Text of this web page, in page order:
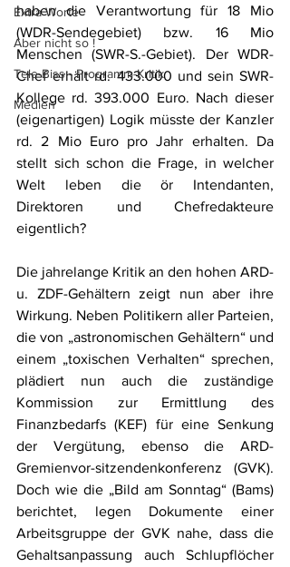
Extra Worte
Aber nicht so !
Tele-Biss - Programm-Kritik
Medien
haben die Verantwortung für 18 Mio
(WDR-Sendegebiet) bzw. 16 Mio
Menschen (SWR-S.-Gebiet). Der WDR-
Chef erhält rd. 433.000 und sein SWR-
Kollege rd. 393.000 Euro. Nach dieser
(eigenartigen) Logik müsste der Kanzler
rd. 2 Mio Euro pro Jahr erhalten. Da
stellt sich schon die Frage, in welcher
Welt leben die ör Intendanten,
Direktoren und Chefredakteure
eigentlich?
Die jahrelange Kritik an den hohen ARD-
u. ZDF-Gehältern zeigt nun aber ihre
Wirkung. Neben Politikern aller Parteien,
die von „astronomischen Gehältern“ und
einem „toxischen Verhalten“ sprechen,
plädiert nun auch die zuständige
Kommission zur Ermittlung des
Finanzbedarfs (KEF) für eine Senkung
der Vergütung, ebenso die ARD-
Gremienvor-sitzendenkonferenz (GVK).
Doch wie die „Bild am Sonntag“ (Bams)
berichtet, legen Dokumente einer
Arbeitsgruppe der GVK nahe, dass die
Gehaltsanpassung auch Schlupflöcher